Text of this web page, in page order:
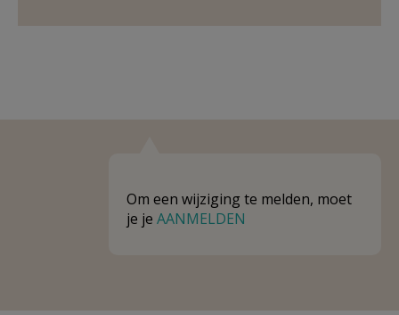
Om een wijziging te melden, moet
je je AANMELDEN